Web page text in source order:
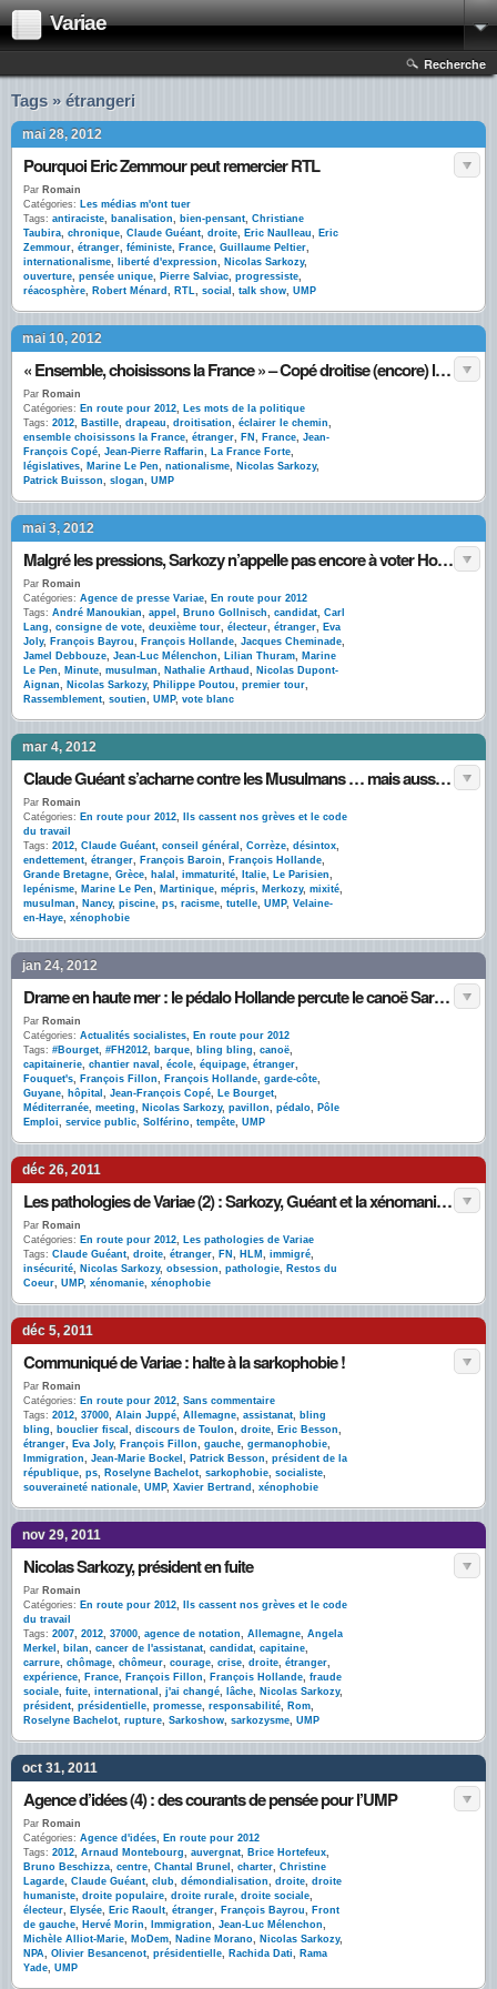
Variae
Recherche
Tags » étrangeri
mai 28, 2012
Pourquoi Eric Zemmour peut remercier RTL
Par Romain
Catégories: Les médias m'ont tuer
Tags: antiraciste, banalisation, bien-pensant, Christiane
Taubira, chronique, Claude Guéant, droite, Eric Naulleau, Eric
Zemmour, étranger, féministe, France, Guillaume Peltier,
internationalisme, liberté d'expression, Nicolas Sarkozy,
ouverture, pensée unique, Pierre Salviac, progressiste,
réacosphère, Robert Ménard , RTL, social , talk show, UMP
mai 10, 2012
« Ensemble, choisissons la France » – Copé droitise (encore) l’UMP
Par Romain
Catégories: En route pour 2012, Les mots de la politique
Tags: 2012, Bastille, drapeau, droitisation, éclairer le chemin,
ensemble choisissons la France, étranger, FN , France, Jean-
François Copé, Jean-Pierre Raffarin, La France Forte,
législatives, Marine Le Pen, nationalisme, Nicolas Sarkozy,
Patrick Buisson, slogan, UMP
mai 3, 2012
Malgré les pressions, Sarkozy n’appelle pas encore à voter Hollande
Par Romain
Catégories: Agence de presse Variae, En route pour 2012
Tags: André Manoukian, appel , Bruno Gollnisch, candidat, Carl
Lang, consigne de vote, deuxième tour, électeur, étranger, Eva
Joly, François Bayrou, François Hollande, Jacques Cheminade,
Jamel Debbouze, Jean-Luc Mélenchon, Lilian Thuram, Marine
Le Pen, Minute, musulman, Nathalie Arthaud , Nicolas Dupont-
Aignan, Nicolas Sarkozy, Philippe Poutou, premier tour,
Rassemblement, soutien, UMP, vote blanc
mar 4, 2012
Claude Guéant s’acharne contre les Musulmans … mais aussi contre les Grecs
Par Romain
Catégories: En route pour 2012,
Ils cassent nos grèves et le code
du travail
Tags: 2012, Claude Guéant, conseil général , Corrèze, désintox,
endettement, étranger, François Baroin, François Hollande,
Grande Bretagne, Grèce, halal , immaturité, Italie, Le Parisien,
lepénisme, Marine Le Pen, Martinique, mépris, Merkozy, mixité,
musulman, Nancy, piscine, ps, racisme, tutelle, UMP, Velaine-
en-Haye, xénophobie
jan 24, 2012
Drame en haute mer : le pédalo Hollande percute le canoë Sarkozy
Par Romain
Catégories: Actualités socialistes, En route pour 2012
Tags: #Bourget, #FH2012, barque, bling bling, canoë,
capitainerie, chantier naval , école, équipage, étranger,
Fouquet's, François Fillon, François Hollande, garde-côte,
Guyane, hôpital , Jean-François Copé, Le Bourget,
Méditerranée, meeting, Nicolas Sarkozy, pavillon, pédalo, Pôle
Emploi, service public, Solférino, tempête, UMP
déc 26, 2011
Les pathologies de Variae (2) : Sarkozy, Guéant et la xénomanie obsessionnelle
Par Romain
Catégories: En route pour 2012, Les pathologies de Variae
Tags: Claude Guéant, droite, étranger, FN , HLM , immigré,
insécurité, Nicolas Sarkozy, obsession, pathologie, Restos du
Coeur, UMP, xénomanie, xénophobie
déc 5, 2011
Communiqué de Variae : halte à la sarkophobie !
Par Romain
Catégories: En route pour 2012, Sans commentaire
Tags: 2012, 37000, Alain Juppé, Allemagne, assistanat, bling
bling, bouclier fiscal , discours de Toulon, droite, Eric Besson,
étranger, Eva Joly, François Fillon, gauche, germanophobie,
Immigration, Jean-Marie Bockel , Patrick Besson, président de la
république, ps, Roselyne Bachelot, sarkophobie, socialiste,
souveraineté nationale, UMP, Xavier Bertrand , xénophobie
nov 29, 2011
Nicolas Sarkozy, président en fuite
Par Romain
Catégories: En route pour 2012,
Ils cassent nos grèves et le code
du travail
Tags: 2007, 2012, 37000, agence de notation, Allemagne, Angela
Merkel , bilan, cancer de l'assistanat, candidat, capitaine,
carrure, chômage, chômeur, courage, crise, droite, étranger,
expérience, France, François Fillon, François Hollande, fraude
sociale, fuite, international , j'ai changé, lâche, Nicolas Sarkozy,
président, présidentielle, promesse, responsabilité, Rom,
Roselyne Bachelot, rupture, Sarkoshow, sarkozysme, UMP
oct 31, 2011
Agence d’idées (4) : des courants de pensée pour l’UMP
Par Romain
Catégories: Agence d'idées, En route pour 2012
Tags: 2012, Arnaud Montebourg, auvergnat, Brice Hortefeux,
Bruno Beschizza, centre, Chantal Brunel , charter, Christine
Lagarde, Claude Guéant, club, démondialisation, droite, droite
humaniste, droite populaire, droite rurale, droite sociale,
électeur, Elysée, Eric Raoult, étranger, François Bayrou, Front
de gauche, Hervé Morin, Immigration, Jean-Luc Mélenchon,
Michèle Alliot-Marie, MoDem, Nadine Morano, Nicolas Sarkozy,
NPA, Olivier Besancenot, présidentielle, Rachida Dati, Rama
Yade, UMP